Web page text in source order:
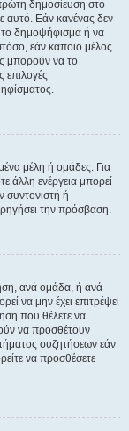
δημοσίευση στο
αυτό. Εάν κανένας δεν
το δημοψήφισμα ή να
εάν κάποιο μέλος
μπορούν να το
επιλογές
μέλη ή ομάδες. Για
άλλη ενέργεια μπορεί
συντονιστή ή
την πρόσβαση.
ανά ομάδα, ή ανά
να μην έχει επιτρέψει
που θέλετε να
να προσθέτουν
συζητήσεων εάν
να προσθέσετε